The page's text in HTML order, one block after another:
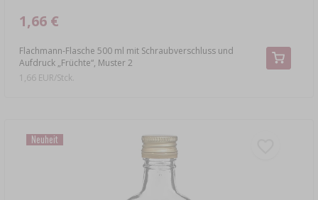
Flachmann-Flasche 500 ml mit Schraubverschluss und
Aufdruck „Früchte“, Muster 2
1,66 €
1,66 EUR/Stck.
Neuheit